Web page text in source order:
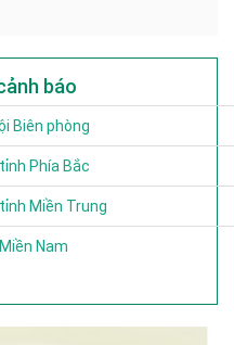
báo
Biên phòng
Phía Bắc
Miền Trung
Nam